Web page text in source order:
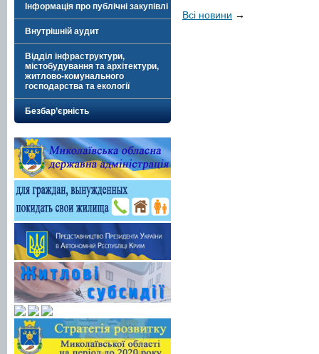
Інформація про публічні закупівлі
Внутрішній аудит
Відділ інфраструктури,
містобудування та архітектури,
житлово-комунального
господарства та екології
Безбар’єрність
Всі новини →